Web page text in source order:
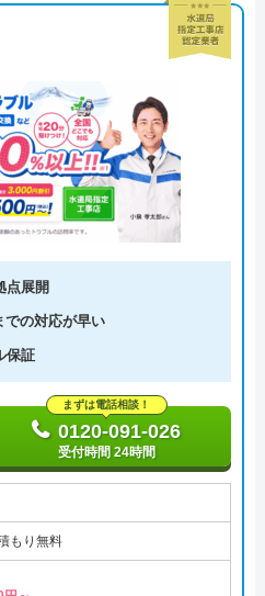
点展開
での対応が早い
保証
まずは電話相談！
0120-091-026
受付時間 24時間
もり無料